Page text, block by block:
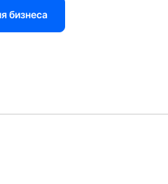
бизнеса